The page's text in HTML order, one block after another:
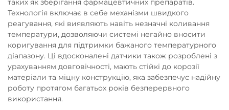
таких як зберігання фармацевтичних препаратів.
Технологія включає в себе механізми швидкого
реагування, які виявляють навіть незначні коливання
температури, дозволяючи системі негайно вносити
коригування для підтримки бажаного температурного
діапазону. Ці вдосконалені датчики також розроблені з
урахуванням довговічності, мають стійкі до корозії
матеріали та міцну конструкцію, яка забезпечує надійну
роботу протягом багатьох років безперервного
використання.